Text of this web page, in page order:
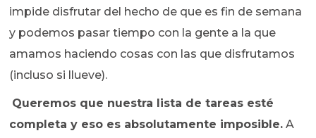
impide disfrutar del hecho de que es fin de semana
y podemos pasar tiempo con la gente a la que
amamos haciendo cosas con las que disfrutamos
(incluso si llueve).
Queremos que nuestra lista de tareas esté
completa y eso es absolutamente imposible. A